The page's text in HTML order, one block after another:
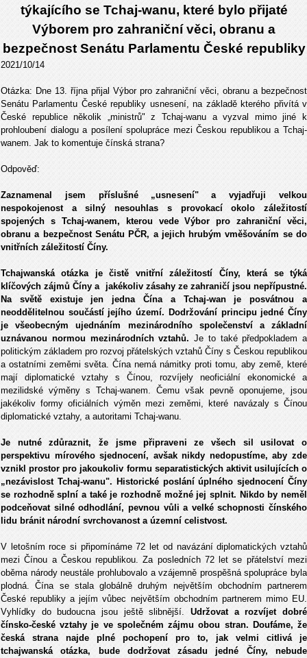
týkajícího se Tchaj-wanu, které bylo přijaté
Výborem pro zahraniční věci, obranu a
bezpečnost Senátu Parlamentu České republiky
2021/10/14
Otázka: Dne 13. října přijal Výbor pro zahraniční věci, obranu a bezpečnost
Senátu Parlamentu České republiky usnesení, na základě kterého přivítá v
České republice několik „ministrů" z Tchaj-wanu a vyzval mimo jiné k
prohloubení dialogu a posílení spolupráce mezi Českou republikou a Tchaj-
wanem. Jak to komentuje čínská strana?
Odpověď:
Zaznamenal jsem příslušné „usnesení" a vyjadřuji velkou
nespokojenost a silný nesouhlas s provokací okolo záležitostí
spojených s Tchaj-wanem, kterou vede Výbor pro zahraniční věci,
obranu a bezpečnost Senátu PČR, a jejich hrubým vměšováním se do
vnitřních záležitostí Číny.
Tchajwanská otázka je čistě vnitřní záležitostí Číny, která se týká
klíčových zájmů Číny a jakékoliv zásahy ze zahraničí jsou nepřípustné.
Na světě existuje jen jedna Čína a Tchaj-wan je posvátnou a
neoddělitelnou součástí jejího území. Dodržování principu jedné Číny
je všeobecným ujednáním mezinárodního společenství a základní
uznávanou normou mezinárodních vztahů. Je to také předpokladem a
politickým základem pro rozvoj přátelských vztahů Číny s Českou republikou
a ostatními zeměmi světa. Čína nemá námitky proti tomu, aby země, které
mají diplomatické vztahy s Čínou, rozvíjely neoficiální ekonomické a
mezilidské výměny s Tchaj-wanem. Čemu však pevně oponujeme, jsou
jakékoliv formy oficiálních výměn mezi zeměmi, které navázaly s Čínou
diplomatické vztahy, a autoritami Tchaj-wanu.
Je nutné zdůraznit, že jsme připraveni ze všech sil usilovat o
perspektivu mírového sjednocení, avšak nikdy nedopustíme, aby zde
vznikl prostor pro jakoukoliv formu separatistických aktivit usilujících o
„nezávislost Tchaj-wanu". Historické poslání úplného sjednocení Číny
se rozhodně splní a také je rozhodně možné jej splnit. Nikdo by neměl
podceňovat silné odhodlání, pevnou vůli a velké schopnosti čínského
lidu bránit národní svrchovanost a územní celistvost.
V letošním roce si připomínáme 72 let od navázání diplomatických vztahů
mezi Čínou a Českou republikou. Za posledních 72 let se přátelství mezi
oběma národy neustále prohlubovalo a vzájemně prospěšná spolupráce byla
plodná. Čína se stala globálně druhým největším obchodním partnerem
České republiky a jejím vůbec největším obchodním partnerem mimo EU.
Vyhlídky do budoucna jsou ještě slibnější. Udržovat a rozvíjet dobré
čínsko-české vztahy je ve společném zájmu obou stran. Doufáme, že
česká strana najde plné pochopení pro to, jak velmi citlivá je
tchajwanská otázka, bude dodržovat zásadu jedné Číny, nebude